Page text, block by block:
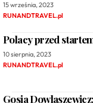
15 września, 2023
RUNANDTRAVEL.pl
Polacy przed
10 sierpnia, 2023
RUNANDTRAVEL.pl
Gosia